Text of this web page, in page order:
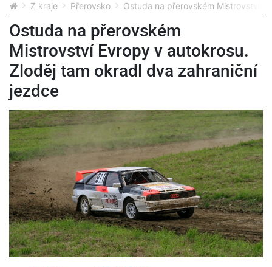
Z kraje Přerovsko Ostuda na přerovském Mistrovství
Ostuda na přerovském
Mistrovství Evropy v autokrosu.
Zloděj tam okradl dva zahraniční
jezdce